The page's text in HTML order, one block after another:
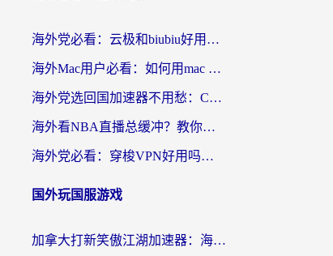
海外党必看：云极和biubiu好用吗？3步选对回国加速器，无缝刷国内剧玩手游
海外Mac用户必看：如何用mac vpn回国实现无缝刷国内剧玩国服？
海外党选回国加速器不用愁：ChickCN和SpeedCN好用吗？实测对比+避坑指南
海外看NBA直播总缓冲？教你选对回国加速器，无缝看球还能刷国内剧
海外党必看：穿梭VPN好用吗？和lightVPN对比哪个回国效果更好？附真实体验与选择指南
国外玩国服游戏
加拿大打新笑傲江湖加速器：海外党告别延迟卡顿的实用指南